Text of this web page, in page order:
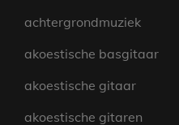
achtergrondmuziek
akoestische basgitaar
akoestische gitaar
akoestische gitaren